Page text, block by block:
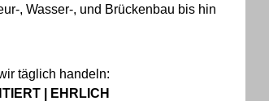
, Wasser-, und Brückenbau bis hin
täglich handeln:
| EHRLICH